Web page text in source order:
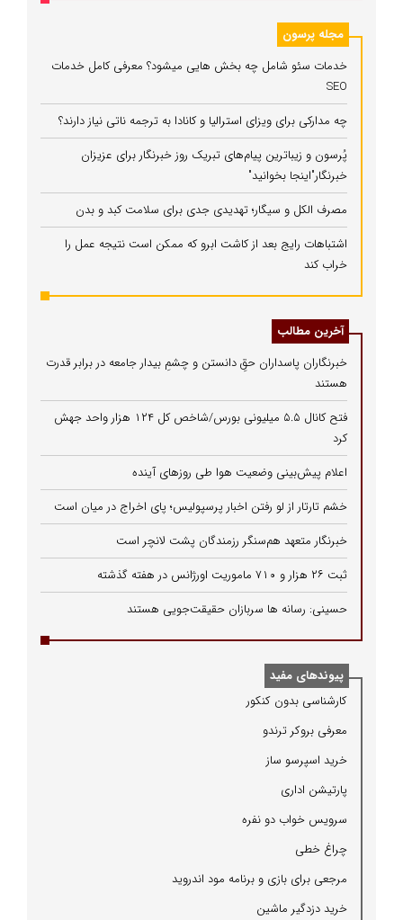
مجله پرسون
خدمات سئو شامل چه بخش هایی میشود؟ معرفی کامل خدمات
SEO
چه مدارکی برای ویزای استرالیا و کانادا به ترجمه ناتی نیاز دارند؟
پُرسون و زیباترین پیام‌های تبریک روز خبرنگار برای عزیزان
خبرنگار"اینجا بخوانید"
مصرف الکل و سیگار؛ تهدیدی جدی برای سلامت کبد و بدن
اشتباهات رایج بعد از کاشت ابرو که ممکن است نتیجه عمل را
خراب کند
آخرین مطالب
خبرنگاران پاسداران حقِ دانستن و چشمِ بیدار جامعه در برابر قدرت
هستند
فتح کانال ۵.۵ میلیونی بورس/شاخص کل ۱۲۴ هزار واحد جهش
کرد
اعلام پیش‌بینی وضعیت هوا طی روزهای آینده
خشم تارتار از لو رفتن اخبار پرسپولیس؛ پای اخراج در میان است
خبرنگار متعهد هم‌سنگر رزمندگان پشت لانچر است
ثبت ۲۶ هزار و ۷۱۰ ماموریت اورژانس در هفته گذشته
حسینی: رسانه ها سربازان حقیقت‌جویی هستند
پیوندهای مفید
كارشناسی بدون كنكور
معرفی بروكر ترندو
خرید اسپرسو ساز
پارتیشن اداری
سرویس خواب دو نفره
چراغ خطی
مرجعی برای بازی و برنامه مود اندروید
خرید دزدگیر ماشین